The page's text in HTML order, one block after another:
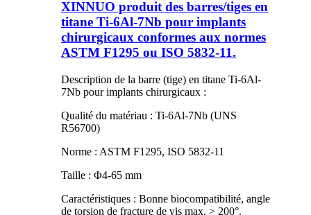
XINNUO produit des barres/tiges en
titane Ti-6Al-7Nb pour implants
chirurgicaux conformes aux normes
ASTM F1295 ou ISO 5832-11.
Description de la barre (tige) en titane Ti-6Al-
7Nb pour implants chirurgicaux :
Qualité du matériau : Ti-6Al-7Nb (UNS
R56700)
Norme : ASTM F1295, ISO 5832-11
Taille : Φ4-65 mm
Caractéristiques : Bonne biocompatibilité, angle
de torsion de fracture de vis max. > 200°.